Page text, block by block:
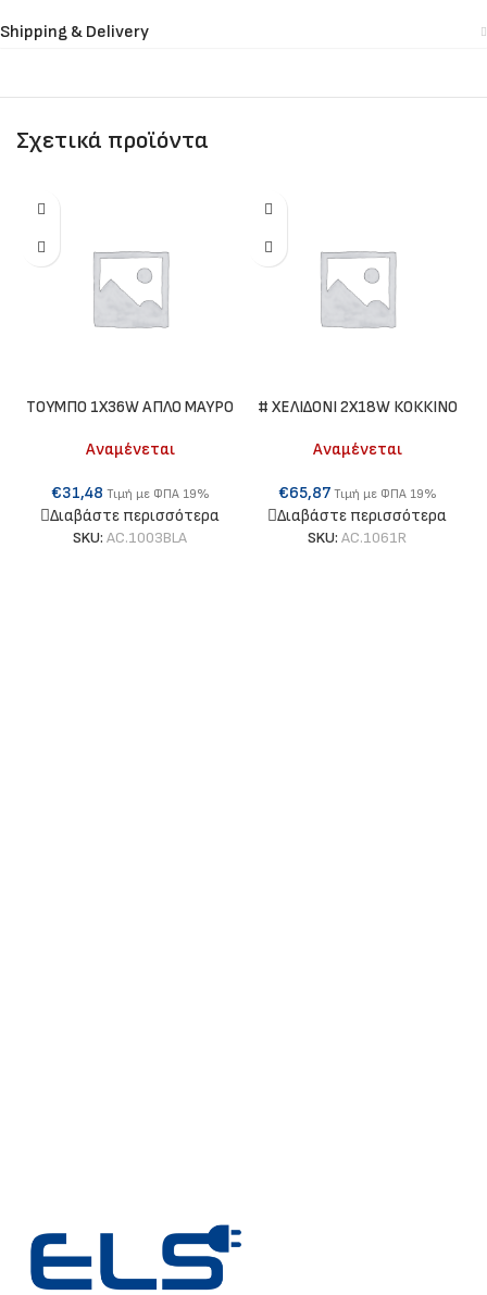
Shipping & Delivery
Σχετικά προϊόντα
ΤΟΥΜΠΟ 1Χ36W ΑΠΛΟ ΜΑΥΡΟ
Αναμένεται
€31,48 Τιμή με ΦΠΑ 19%
Διαβάστε περισσότερα
SKU: AC.1003BLA
# ΧΕΛΙΔΟΝΙ 2Χ18W ΚΟΚΚΙΝΟ
Αναμένεται
€65,87 Τιμή με ΦΠΑ 19%
Διαβάστε περισσότερα
SKU: AC.1061R